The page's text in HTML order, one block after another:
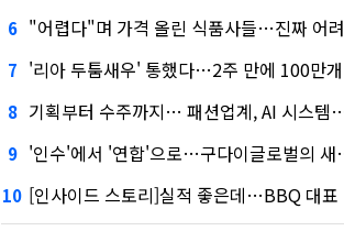
6 "어렵다"며 가격 올린 식품사들…진짜 어려운 거 맞아?
7 '리아 두툼새우' 통했다…2주 만에 100만개 판매
8 기획부터 수주까지… 패션업계, AI 시스템화 박차
9 '인수'에서 '연합'으로…구다이글로벌의 새로운 투자법
10 [인사이드 스토리]실적 좋은데…BBQ 대표 '파리목숨'된 이유